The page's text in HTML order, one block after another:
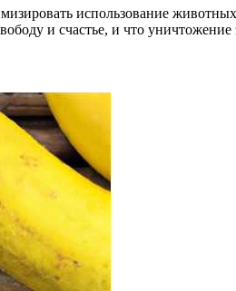
использование
и счастье, и что